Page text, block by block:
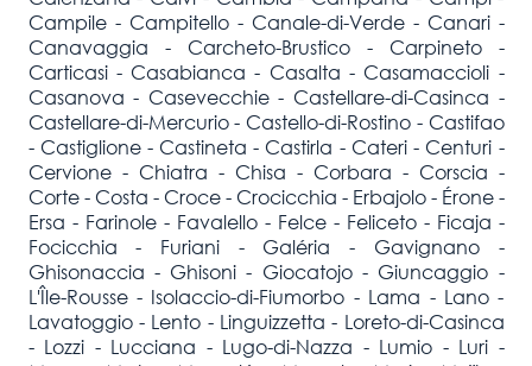
Campile - Campitello - Canale-di-Verde - Canari -
Canavaggia - Carcheto-Brustico - Carpineto -
Carticasi - Casabianca - Casalta - Casamaccioli -
Casanova - Casevecchie - Castellare-di-Casinca -
Castellare-di-Mercurio - Castello-di-Rostino - Castifao
- Castiglione - Castineta - Castirla - Cateri - Centuri -
Cervione - Chiatra - Chisa - Corbara - Corscia -
Corte - Costa - Croce - Crocicchia - Erbajolo - Érone -
Ersa - Farinole - Favalello - Felce - Feliceto - Ficaja -
Focicchia - Furiani - Galéria - Gavignano -
Ghisonaccia - Ghisoni - Giocatojo - Giuncaggio -
L'Île-Rousse - Isolaccio-di-Fiumorbo - Lama - Lano -
Lavatoggio - Lento - Linguizzetta - Loreto-di-Casinca
- Lozzi - Lucciana - Lugo-di-Nazza - Lumio - Luri -